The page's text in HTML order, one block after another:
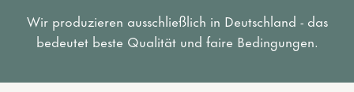
Wir produzieren ausschließlich in Deutschland - das
bedeutet beste Qualität und faire Bedingungen.